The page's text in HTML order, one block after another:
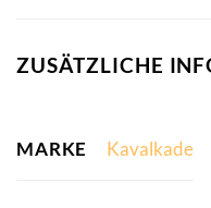
ZUSÄTZLICHE
MARKE Kavalkade